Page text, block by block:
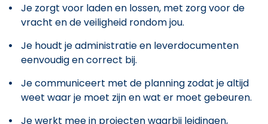
Je zorgt voor laden en lossen, met zorg voor de
vracht en de veiligheid rondom jou.
Je houdt je administratie en leverdocumenten
eenvoudig en correct bij.
Je communiceert met de planning zodat je altijd
weet waar je moet zijn en wat er moet gebeuren.
Je werkt mee in projecten waarbij leidingen,